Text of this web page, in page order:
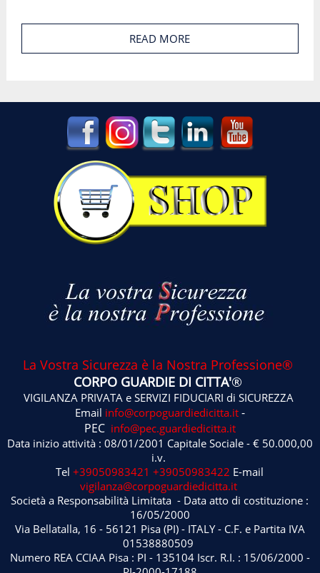
READ MORE
La Vostra Sicurezza è la Nostra Professione®
CORPO GUARDIE DI CITTA'®
VIGILANZA PRIVATA e SERVIZI FIDUCIARI di SICUREZZA
Email info@corpoguardiedicitta.it-
PEC info@pec.guardiedicitta.it
Data inizio attività : 08/01/2001 Capitale Sociale - € 50.000,00
i.v.
Tel+39050983421 +39050983422 E-mail
vigilanza@corpoguardiedicitta.it
Società a Responsabilità Limitata - Data atto di costituzione :
16/05/2000
Via Bellatalla, 16 - 56121 Pisa (PI) - ITALY - C.F. e Partita IVA
01538880509
Numero REA CCIAA Pisa : PI - 135104 Iscr. R.I. : 15/06/2000 -